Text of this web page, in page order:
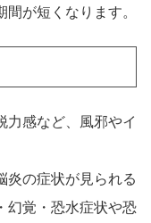
が短くなります。
力感など、風邪やイ
炎の症状が見られる
幻覚・恐水症状や恐